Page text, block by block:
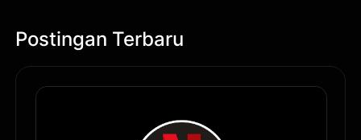
Postingan Terbaru